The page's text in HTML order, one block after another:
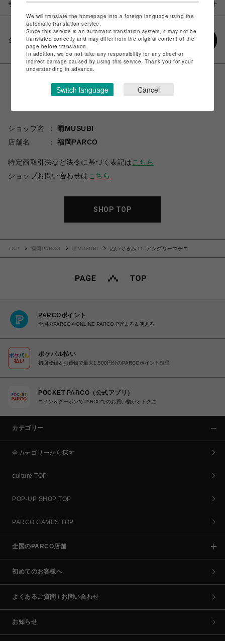
サイズ
シェアする
ショップ名
晴MUSUBI
店舗名
福岡PARCO
特定商取引法など法令に基づく表記は こちら
ショップお問い合わせは こちら
SHOP TOP
TOP 福岡PARCO 晴MUSUBI ぬいぐるみ LL アングリーマチコ
PARCOポイント
全国のPARCOやONLINE PARCOで貯まる＆使える
ポケパル払い
初回登録＆お買物で最大1,500円分のPARCOポイント進呈
POCKET PARCO（公式アプリ）
コイン＆クーポンでPARCOでのお買い物がオトクに
カテゴリー
全カテゴリーから探す
culture TOP
POP-UP SHOP TOP
PARCO GAMES TOP
全国のPARCO店舗
初めてのお客様へ
よくあるご質問 / お問い合わせ
お知らせ
We will translate the homepage into a foreign language using the
automatic translation service.
Since this service is an automatic translation system, it may not be
translated correctly and may differ from the original content of the
page before translation.
In addition, we do not take any responsibility for any direct or
indirect damage caused by using this service. Thank you for your
understanding in advance.
Switch language Cancel